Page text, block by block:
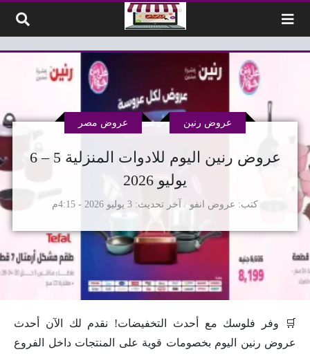
عروض رنين اليوم للادوات المنزلية 5 – 6
يوليو 2026
كتب عروض انفو
عروض رنين عروض مصر
آخر تحديث 3 يوليو 2026 - 4:15م
🛒 وفر فلوسك مع أحدث التخفيضات! نقدم لك الآن أحدث
عروض رنين اليوم بخصومات قوية على المنتجات داخل الفروع